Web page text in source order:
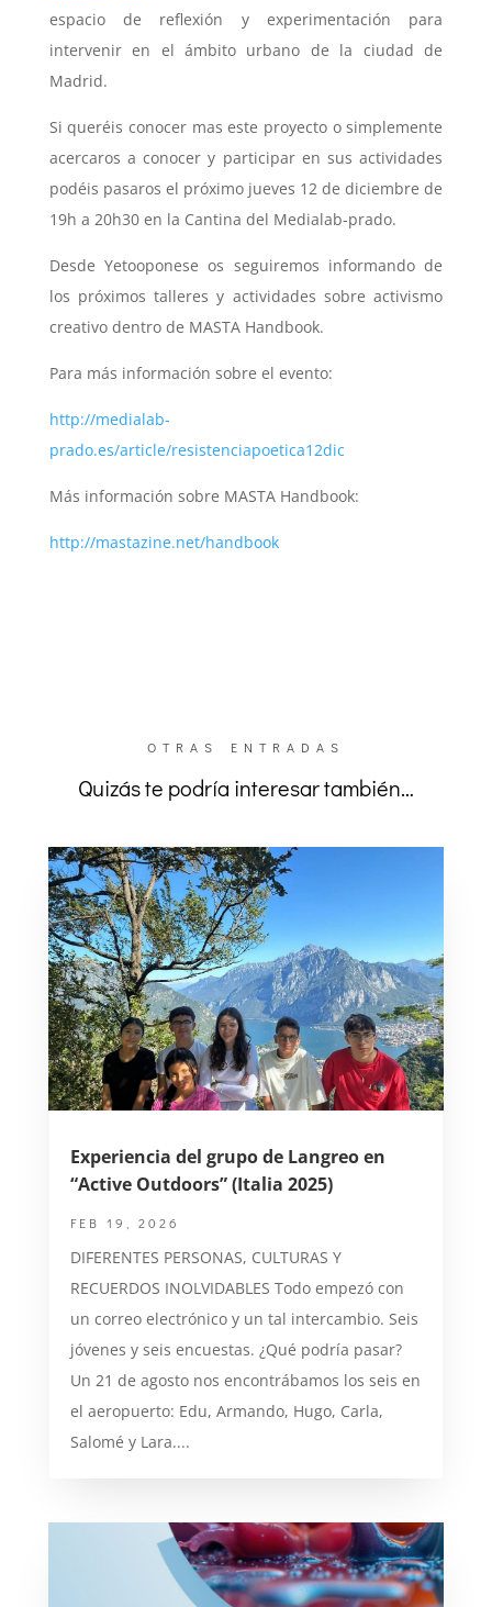
espacio de reflexión y experimentación para
intervenir en el ámbito urbano de la ciudad de
Madrid.
Si queréis conocer mas este proyecto o simplemente
acercaros a conocer y participar en sus actividades
podéis pasaros el próximo jueves 12 de diciembre de
19h a 20h30 en la Cantina del Medialab-prado.
Desde Yetooponese os seguiremos informando de
los próximos talleres y actividades sobre activismo
creativo dentro de MASTA Handbook.
Para más información sobre el evento:
http://medialab-
prado.es/article/resistenciapoetica12dic
Más información sobre MASTA Handbook:
http://mastazine.net/handbook
OTRAS ENTRADAS
Quizás te podría interesar también…
Experiencia del grupo de Langreo en
“Active Outdoors” (Italia 2025)
FEB 19, 2026
DIFERENTES PERSONAS, CULTURAS Y
RECUERDOS INOLVIDABLES Todo empezó con
un correo electrónico y un tal intercambio. Seis
jóvenes y seis encuestas. ¿Qué podría pasar?
Un 21 de agosto nos encontrábamos los seis en
el aeropuerto: Edu, Armando, Hugo, Carla,
Salomé y Lara....